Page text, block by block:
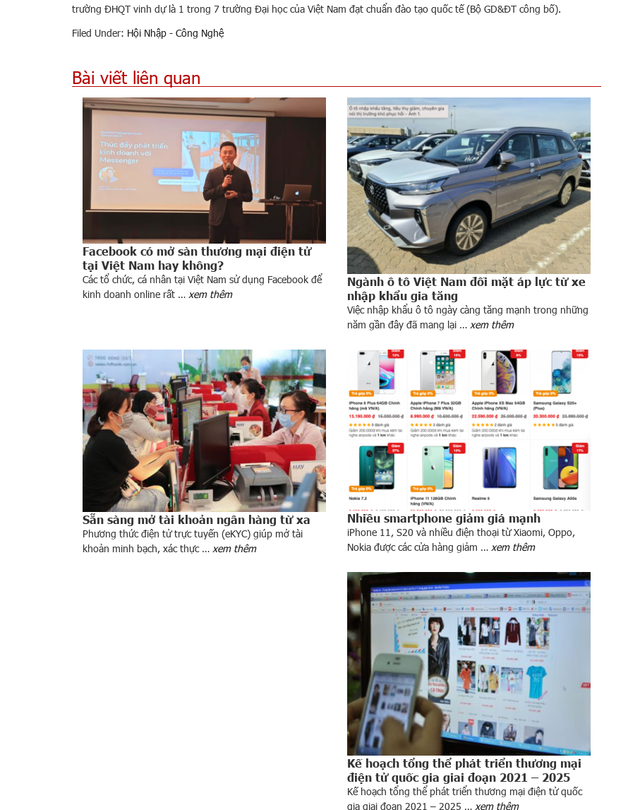
trường ĐHQT vinh dự là 1 trong 7 trường Đại học của Việt Nam đạt chuẩn đào tạo quốc tế (Bộ GD&ĐT công bố).
Filed Under: Hội Nhập - Công Nghệ
Bài viết liên quan
Facebook có mở sàn thương mại điện tử
tại Việt Nam hay không?
Các tổ chức, cá nhân tại Việt Nam sử dụng Facebook để
kinh doanh online rất … xem thêm
Ngành ô tô Việt Nam đối mặt áp lực từ xe
nhập khẩu gia tăng
Việc nhập khẩu ô tô ngày càng tăng mạnh trong những
năm gần đây đã mang lại … xem thêm
Sẵn sàng mở tài khoản ngân hàng từ xa
Phương thức điện tử trực tuyến (eKYC) giúp mở tài
khoản minh bạch, xác thực … xem thêm
Nhiều smartphone giảm giá mạnh
iPhone 11, S20 và nhiều điện thoại từ Xiaomi, Oppo,
Nokia được các cửa hàng giảm … xem thêm
Kế hoạch tổng thể phát triển thương mại
điện tử quốc gia giai đoạn 2021 – 2025
Kế hoạch tổng thể phát triển thương mại điện tử quốc
gia giai đoạn 2021 – 2025 … xem thêm